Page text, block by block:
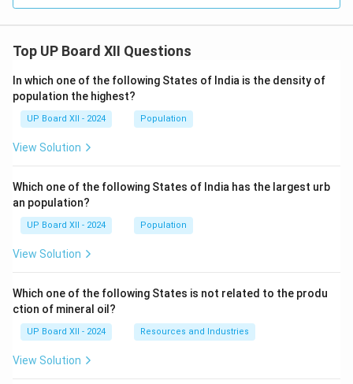
Top UP Board XII Questions
In which one of the following States of India is the density of
population the highest?
UP Board XII - 2024 Population
View Solution
Which one of the following States of India has the largest urb
an population?
UP Board XII - 2024 Population
View Solution
Which one of the following States is not related to the produ
ction of mineral oil?
UP Board XII - 2024 Resources and Industries
View Solution